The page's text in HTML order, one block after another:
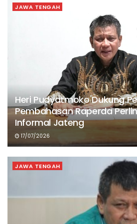
JAWA TENGAH
Heri Pudyatmoko Dukung
Pembahasan Raperda
Informal Jateng
17/07/2026
JAWA TENGAH